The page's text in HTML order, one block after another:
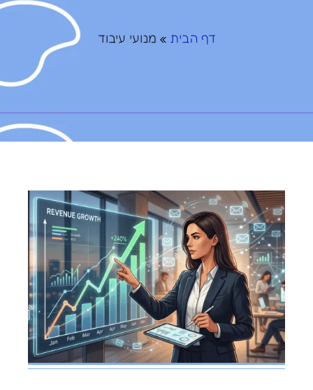
דף הבית » מנועי עיבוד